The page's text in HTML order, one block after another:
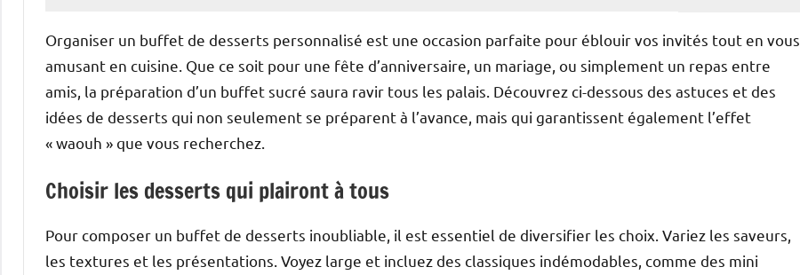
Organiser un buffet de desserts personnalisé est une occasion parfaite pour éblouir vos invités tout en vous
amusant en cuisine. Que ce soit pour une fête d’anniversaire, un mariage, ou simplement un repas entre
amis, la préparation d’un buffet sucré saura ravir tous les palais. Découvrez ci-dessous des astuces et des
idées de desserts qui non seulement se préparent à l’avance, mais qui garantissent également l’effet
« waouh » que vous recherchez.
Choisir les desserts qui plairont à tous
Pour composer un buffet de desserts inoubliable, il est essentiel de diversifier les choix. Variez les saveurs,
les textures et les présentations. Voyez large et incluez des classiques indémodables, comme des mini